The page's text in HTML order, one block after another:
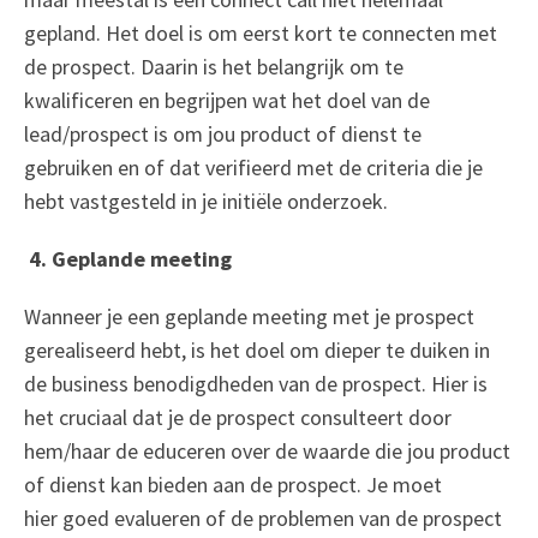
gepland. Het doel is om eerst kort te connecten met
de prospect. Daarin is het belangrijk om te
kwalificeren en begrijpen wat het doel van de
lead/prospect is om jou product of dienst te
gebruiken en of dat verifieerd met de criteria die je
hebt vastgesteld in je initiële onderzoek.
4. Geplande meeting
Wanneer je een geplande meeting met je prospect
gerealiseerd hebt, is het doel om dieper te duiken in
de business benodigdheden van de prospect. Hier is
het cruciaal dat je de prospect consulteert door
hem/haar de educeren over de waarde die jou product
of dienst kan bieden aan de prospect. Je moet
hier goed evalueren of de problemen van de prospect